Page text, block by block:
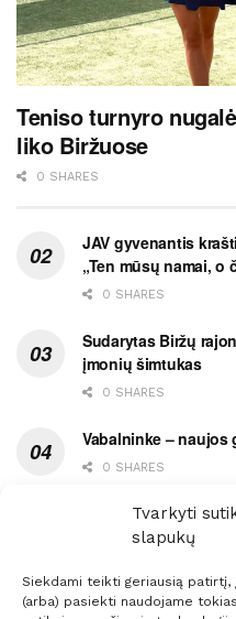
Tvarkyti
slapukų
Siekdami teikti geriausią patirtį,
(arba) pasiekti naudojame
Teniso turnyro
liko Biržuose
0 SHARES
JAV gyvenantis
„Ten mūsų namai, o
0 SHARES
Sudarytas Biržų
įmonių šimtukas
0 SHARES
Vabalninke –
0 SHARES
Vytauto gatvės
0 SHARES